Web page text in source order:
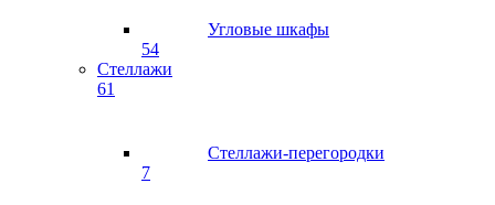
Угловые шкафы
54
Стеллажи
61
Стеллажи-перегородки
7